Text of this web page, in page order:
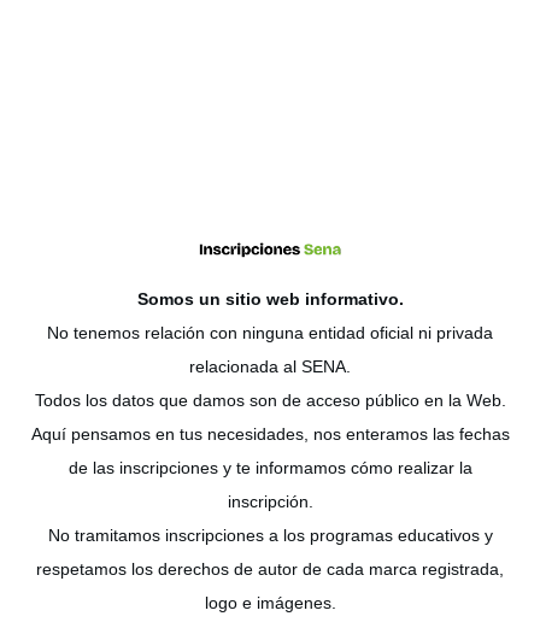
Somos un sitio web informativo.
No tenemos relación con ninguna entidad oficial ni privada
relacionada al SENA.
Todos los datos que damos son de acceso público en la Web.
Aquí pensamos en tus necesidades, nos enteramos las fechas
de las inscripciones y te informamos cómo realizar la
inscripción.
No tramitamos inscripciones a los programas educativos y
respetamos los derechos de autor de cada marca registrada,
logo e imágenes.